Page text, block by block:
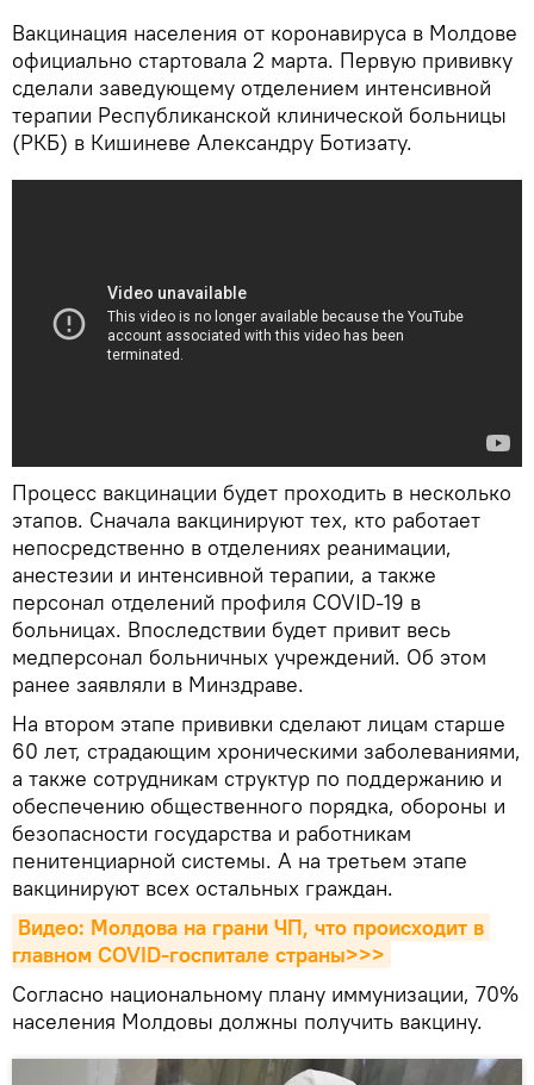
Вакцинация населения от коронавируса в Молдове
официально стартовала 2 марта. Первую прививку
сделали заведующему отделением интенсивной
терапии Республиканской клинической больницы
(РКБ) в Кишиневе Александру Ботизату.
Процесс вакцинации будет проходить в несколько
этапов. Сначала вакцинируют тех, кто работает
непосредственно в отделениях реанимации,
анестезии и интенсивной терапии, а также
персонал отделений профиля COVID-19 в
больницах. Впоследствии будет привит весь
медперсонал больничных учреждений. Об этом
ранее заявляли в Минздраве.
На втором этапе прививки сделают лицам старше
60 лет, страдающим хроническими заболеваниями,
а также сотрудникам структур по поддержанию и
обеспечению общественного порядка, обороны и
безопасности государства и работникам
пенитенциарной системы. А на третьем этапе
вакцинируют всех остальных граждан.
Видео: Молдова на грани ЧП, что происходит в
главном COVID-госпитале страны>>>
Согласно национальному плану иммунизации, 70%
населения Молдовы должны получить вакцину.